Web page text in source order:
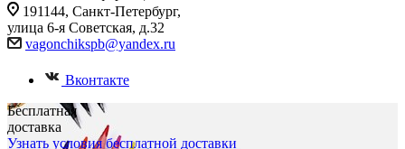
191144, Санкт-Петербург,
улица 6-я Советская, д.32
vagonchikspb@yandex.ru
Вконтакте
Бесплатная
доставка
Узнать условия бесплатной доставки